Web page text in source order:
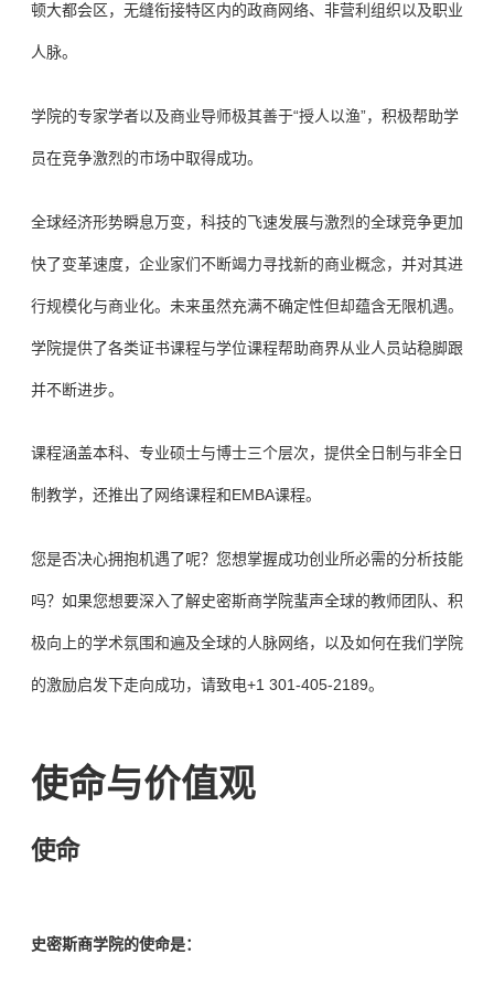
顿大都会区，无缝衔接特区内的政商网络、非营利组织以及职业
人脉。
学院的专家学者以及商业导师极其善于“授人以渔”，积极帮助学
员在竞争激烈的市场中取得成功。
全球经济形势瞬息万变，科技的飞速发展与激烈的全球竞争更加
快了变革速度，企业家们不断竭力寻找新的商业概念，并对其进
行规模化与商业化。未来虽然充满不确定性但却蕴含无限机遇。
学院提供了各类证书课程与学位课程帮助商界从业人员站稳脚跟
并不断进步。
课程涵盖本科、专业硕士与博士三个层次，提供全日制与非全日
制教学，还推出了网络课程和EMBA课程。
您是否决心拥抱机遇了呢？您想掌握成功创业所必需的分析技能
吗？如果您想要深入了解史密斯商学院蜚声全球的教师团队、积
极向上的学术氛围和遍及全球的人脉网络，以及如何在我们学院
的激励启发下走向成功，请致电+1 301-405-2189。
使命与价值观
使命
史密斯商学院的使命是：